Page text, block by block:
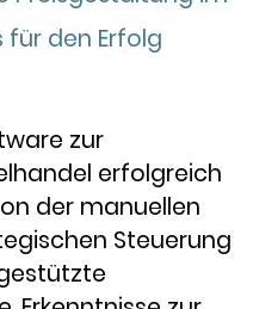
für den Erfolg
zur
erfolgreich
der manuellen
Steuerung